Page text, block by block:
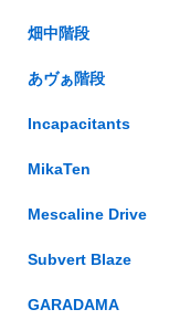
畑中階段
あヴぁ階段
Incapacitants
MikaTen
Mescaline Drive
Subvert Blaze
GARADAMA